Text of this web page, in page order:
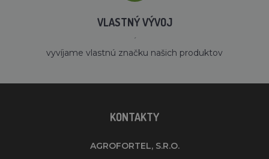
VLASTNÝ VÝVOJ
´
vyvíjame vlastnú značku našich produktov
KONTAKTY
AGROFORTEL, S.R.O.